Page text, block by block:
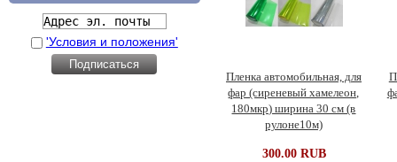
'Условия и положения'
Пленка автомобильная, для
фар (сиреневый хамелеон,
180мкр) ширина 30 см (в
рулоне10м)
300.00 RUB